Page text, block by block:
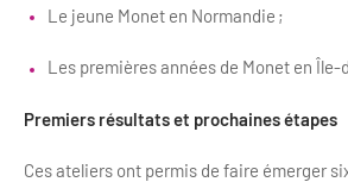
Le jeune Monet en Normandie ;
Les premières années de Monet en
Premiers résultats et prochaines étapes
Ces ateliers ont permis de faire émerger